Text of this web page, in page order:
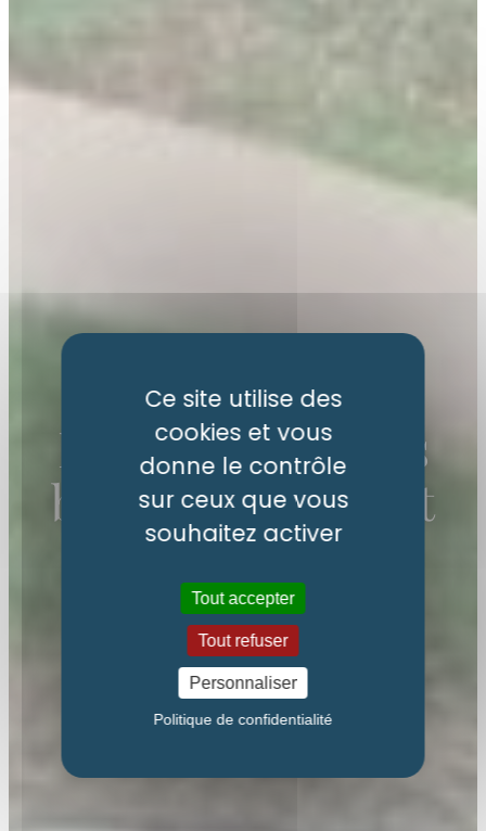
Inauguration des
berges : un projet
collectif salué
Ce site utilise des
cookies et vous
donne le contrôle
sur ceux que vous
souhaitez activer
Tout accepter
Tout refuser
Personnaliser
Politique de confidentialité